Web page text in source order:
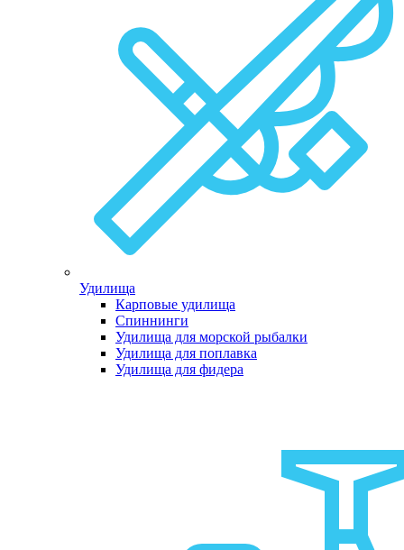
Удилища
Карповые удилища
Спиннинги
Удилища для морской рыбалки
Удилища для поплавка
Удилища для фидера